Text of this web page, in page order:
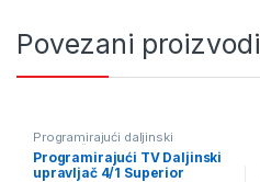
Povezani proizvodi
Programirajući daljinski
upravljači
Programirajući TV Daljinski
upravljač 4/1 Superior